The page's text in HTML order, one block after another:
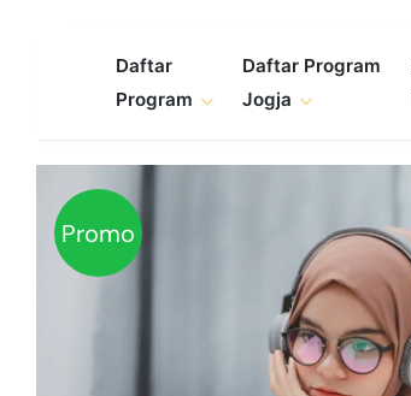
Daftar
Program
Daftar Program
Jogja
Promo